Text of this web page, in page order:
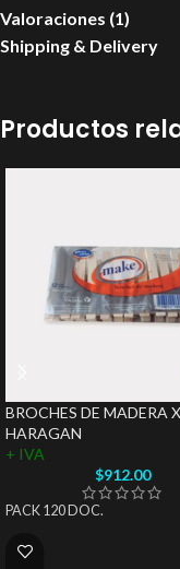
Valoraciones (1)
Shipping & Delivery
Productos
BROCHES DE MADERA
HARAGAN
+ IVA
$912.00
PACK 120 DOC.